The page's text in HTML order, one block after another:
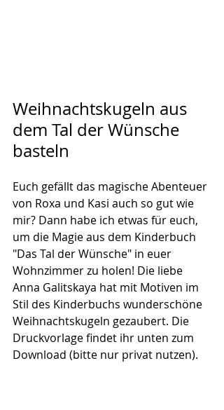
Weihnachtskugeln aus
dem Tal der Wünsche
basteln
Euch gefällt das magische Abenteuer
von Roxa und Kasi auch so gut wie
mir? Dann habe ich etwas für euch,
um die Magie aus dem Kinderbuch
"Das Tal der Wünsche" in euer
Wohnzimmer zu holen! Die liebe
Anna Galitskaya hat mit Motiven im
Stil des Kinderbuchs wunderschöne
Weihnachtskugeln gezaubert. Die
Druckvorlage findet ihr unten zum
Download (bitte nur privat nutzen).